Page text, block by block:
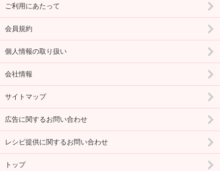
ご利用にあたって
会員規約
個人情報の取り扱い
会社情報
サイトマップ
広告に関するお問い合わせ
レシピ提供に関するお問い合わせ
トップ